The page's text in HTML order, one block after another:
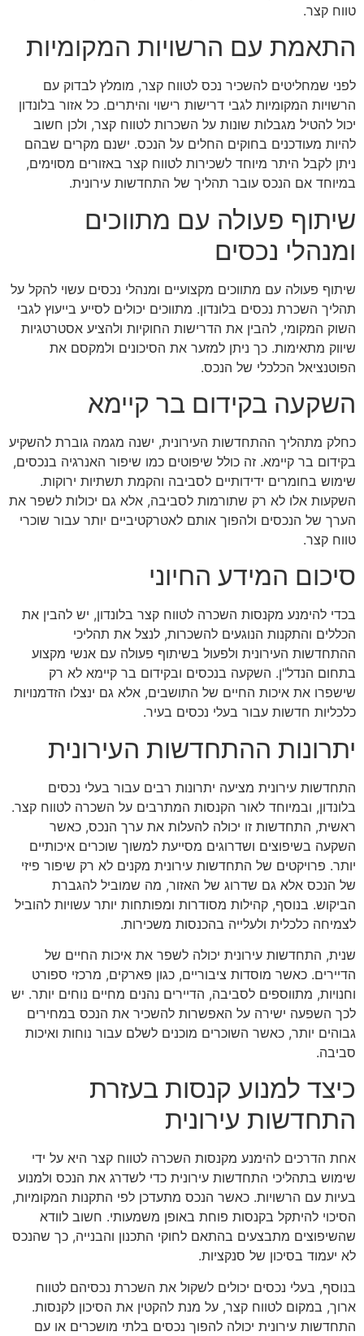
טווח קצר.
התאמת עם הרשויות המקומיות
לפני שמחליטים להשכיר נכס לטווח קצר, מומלץ לבדוק עם
הרשויות המקומיות לגבי דרישות רישוי והיתרים. כל אזור בלונדון
יכול להטיל מגבלות שונות על השכרות לטווח קצר, ולכן חשוב
להיות מעודכנים בחוקים החלים על הנכס. ישנם מקרים שבהם
ניתן לקבל היתר מיוחד לשכירות לטווח קצר באזורים מסוימים,
במיוחד אם הנכס עובר תהליך של התחדשות עירונית.
שיתוף פעולה עם מתווכים
ומנהלי נכסים
שיתוף פעולה עם מתווכים מקצועיים ומנהלי נכסים עשוי להקל על
תהליך השכרת נכסים בלונדון. מתווכים יכולים לסייע בייעוץ לגבי
השוק המקומי, להבין את הדרישות החוקיות ולהציע אסטרטגיות
שיווק מתאימות. כך ניתן למזער את הסיכונים ולמקסם את
הפוטנציאל הכלכלי של הנכס.
השקעה בקידום בר קיימא
כחלק מתהליך ההתחדשות העירונית, ישנה מגמה גוברת להשקיע
בקידום בר קיימא. זה כולל שיפוטים כמו שיפור האנרגיה בנכסים,
שימוש בחומרים ידידותיים לסביבה והקמת תשתיות ירוקות.
השקעות אלו לא רק שתורמות לסביבה, אלא גם יכולות לשפר את
הערך של הנכסים ולהפוך אותם לאטרקטיביים יותר עבור שוכרי
טווח קצר.
סיכום המידע החיוני
בכדי להימנע מקנסות השכרה לטווח קצר בלונדון, יש להבין את
הכללים והתקנות הנוגעים להשכרות, לנצל את תהליכי
ההתחדשות העירונית ולפעול בשיתוף פעולה עם אנשי מקצוע
בתחום הנדל"ן. השקעה בנכסים ובקידום בר קיימא לא רק
שישפרו את איכות החיים של התושבים, אלא גם ינצלו הזדמנויות
כלכליות חדשות עבור בעלי נכסים בעיר.
יתרונות ההתחדשות העירונית
התחדשות עירונית מציעה יתרונות רבים עבור בעלי נכסים
בלונדון, ובמיוחד לאור הקנסות המתרבים על השכרה לטווח קצר.
ראשית, התחדשות זו יכולה להעלות את ערך הנכס, כאשר
השקעה בשיפוצים ושדרוגים מסייעת למשוך שוכרים איכותיים
יותר. פרויקטים של התחדשות עירונית מקנים לא רק שיפור פיזי
של הנכס אלא גם שדרוג של האזור, מה שמוביל להגברת
הביקוש. בנוסף, קהילות מסודרות ומפותחות יותר עשויות להוביל
לצמיחה כלכלית ולעלייה בהכנסות משכירות.
שנית, התחדשות עירונית יכולה לשפר את איכות החיים של
הדיירים. כאשר מוסדות ציבוריים, כגון פארקים, מרכזי ספורט
וחנויות, מתווספים לסביבה, הדיירים נהנים מחיים נוחים יותר. יש
לכך השפעה ישירה על האפשרות להשכיר את הנכס במחירים
גבוהים יותר, כאשר השוכרים מוכנים לשלם עבור נוחות ואיכות
סביבה.
כיצד למנוע קנסות בעזרת
התחדשות עירונית
אחת הדרכים להימנע מקנסות השכרה לטווח קצר היא על ידי
שימוש בתהליכי התחדשות עירונית כדי לשדרג את הנכס ולמנוע
בעיות עם הרשויות. כאשר הנכס מתעדכן לפי התקנות המקומיות,
הסיכוי להיתקל בקנסות פוחת באופן משמעותי. חשוב לוודא
שהשיפוצים מתבצעים בהתאם לחוקי התכנון והבנייה, כך שהנכס
לא יעמוד בסיכון של סנקציות.
בנוסף, בעלי נכסים יכולים לשקול את השכרת נכסיהם לטווח
ארוך, במקום לטווח קצר, על מנת להקטין את הסיכון לקנסות.
התחדשות עירונית יכולה להפוך נכסים בלתי מושכרים או עם